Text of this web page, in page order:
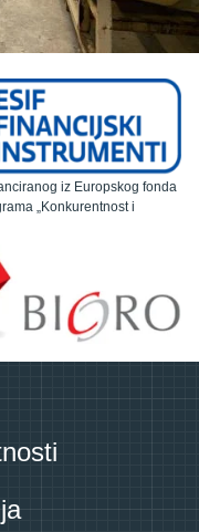
iz Europskog fonda
„Konkurentnost i